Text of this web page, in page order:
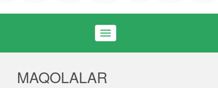
Toggle
navigation
MAQOLALAR